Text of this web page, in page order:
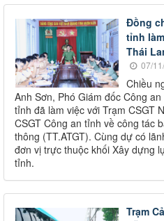
Đồng
tỉnh
Thái
07/
Chiều
Anh Sơn, Phó Giám đốc Công
tỉnh đã làm việc với Trạm CSGT
CSGT Công an tỉnh về công tác
thông (TT.ATGT). Cùng dự có
đơn vị trực thuộc khối Xây dựng
tỉnh.
Trạm